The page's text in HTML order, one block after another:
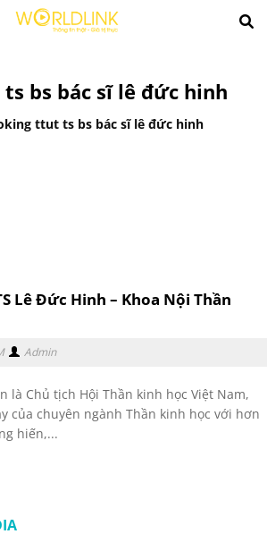
bs bác sĩ lê đức hinh
ttut ts bs bác sĩ lê đức hinh
Lê Đức Hinh – Khoa Nội Thần
Admin
là Chủ tịch Hội Thần kinh học Việt Nam,
của chuyên ngành Thần kinh học với hơn
hiến,...